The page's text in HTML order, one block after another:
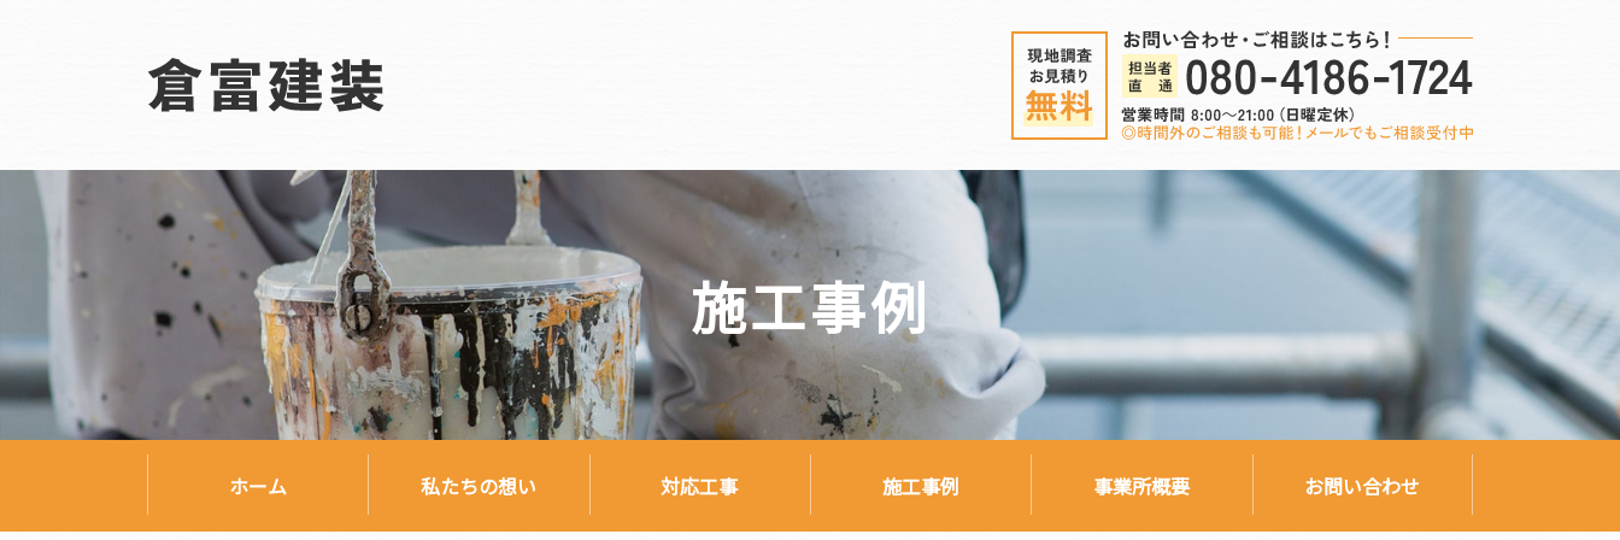
施工事例
ホーム 私たちの想い 対応工事 施工事例 事業所概要 お問い合わせ